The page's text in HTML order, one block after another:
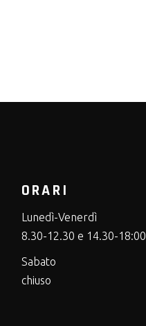
ORARI
Lunedì-Venerdì
8.30-12.30 e 14.30-18:00
Sabato
chiuso